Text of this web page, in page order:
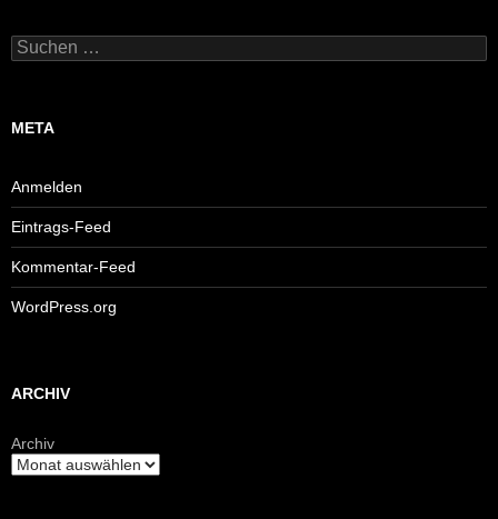
Suchen
nach:
META
Anmelden
Eintrags-Feed
Kommentar-Feed
WordPress.org
ARCHIV
Archiv